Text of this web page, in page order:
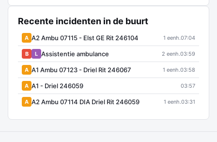
Recente incidenten in de buurt
A A2 Ambu 07115 - Elst GE Rit 246104 1 eenh.07:04
B L Assistentie ambulance 2 eenh.03:59
A A1 Ambu 07123 - Driel Rit 246067 1 eenh.03:58
A A1 - Driel 246059 03:57
A A2 Ambu 07114 DIA Driel Rit 246059 1 eenh.03:31